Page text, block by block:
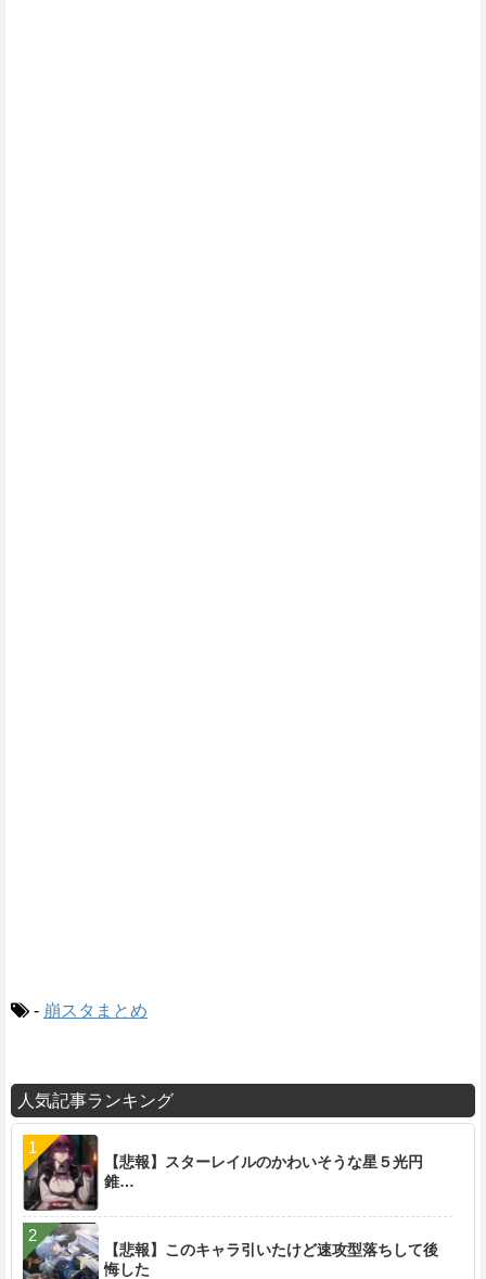
- 崩スタまとめ
人気記事ランキング
【悲報】スターレイルのかわいそうな星５光円
錐…
【悲報】このキャラ引いたけど速攻型落ちして後
悔した